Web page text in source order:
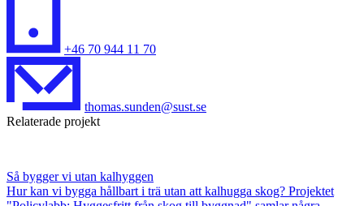
+46 70 944 11 70
thomas.sunden@sust.se
Relaterade projekt
Så bygger vi utan kalhyggen
Hur kan vi bygga hållbart i trä utan att kalhugga skog? Projektet